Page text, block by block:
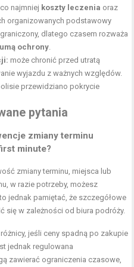
najmniej koszty leczenia oraz
organizowanych podstawowy
dlatego czasem rozważa
ochrony
może chronić przed utratą
wyjazdu z ważnych względów.
przewidziano pokrycie
pytania
zmiany terminu
minute?
zmiany terminu, miejsca lub
w razie potrzeby, możesz
jednak pamiętać, że szczegółowe
się w zależności od biura podróży.
jeśli ceny spadną po zakupie
jednak regulowana
zawierać ograniczenia czasowe,